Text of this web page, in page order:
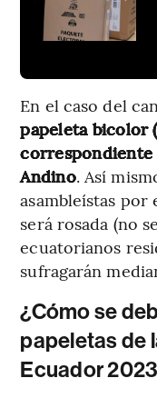
En el caso del
papeleta bicolor
correspondiente
Andino. Así
asambleístas
será rosada (no
ecuatorianos
sufragarán
¿Cómo se
papeletas de
Ecuador